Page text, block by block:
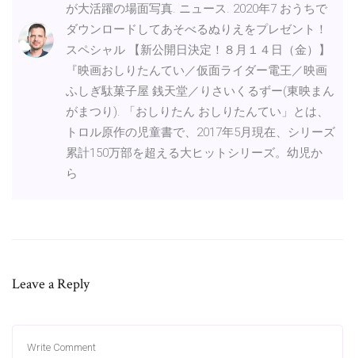
が大活躍の場面写真. ニュース. 2020年7 おうちで
ダウンロードしてあそべるぬりえをプレゼント！
スペシャル 【新公開日決定！８月１４日（金）】
『映画おしりたんてい／仮面ライダー電王／映画
ふしぎ駄菓子屋 銭天堂／りさいくるずー(東映まん
がまつり). 「おしりたん おしりたんてい」とは、
トロル原作の児童書で、2017年5月現在、シリーズ
累計150万部を超える大ヒットシリーズ。幼児か
ら
Leave a Reply